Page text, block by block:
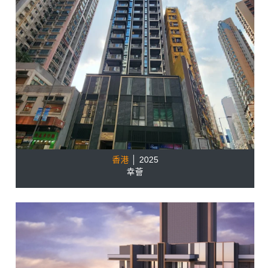
香港
│ 2025
幸薈